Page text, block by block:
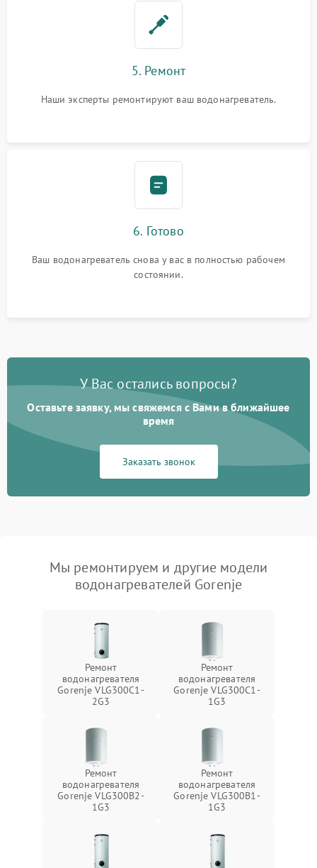
5. Ремонт
Наши эксперты ремонтируют ваш водонагреватель.
6. Готово
Ваш водонагреватель снова у вас в полностью рабочем
состоянии.
У Вас остались вопросы?
Оставьте заявку, мы свяжемся с Вами в ближайшее
время
Заказать звонок
Мы ремонтируем и другие модели
водонагревателей Gorenje
Ремонт
водонагревателя
Gorenje VLG300C1-
2G3
Ремонт
водонагревателя
Gorenje VLG300C1-
1G3
Ремонт
водонагревателя
Gorenje VLG300B2-
1G3
Ремонт
водонагревателя
Gorenje VLG300B1-
1G3